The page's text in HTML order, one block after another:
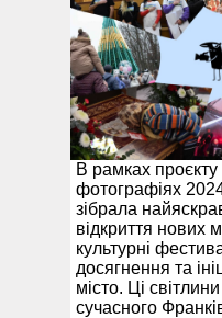
В рамках проєкту
фотографіях
зібрала
відкриття нових
культурні
досягнення та
місто. Ці
сучасного